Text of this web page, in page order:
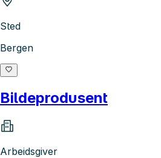
Sted
Bergen
Bildeprodusent
Arbeidsgiver